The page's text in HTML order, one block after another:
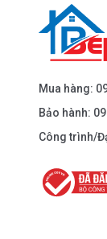
Dẫn
Dẫn
Mua hàng:
Bảo hành:
Công trình/